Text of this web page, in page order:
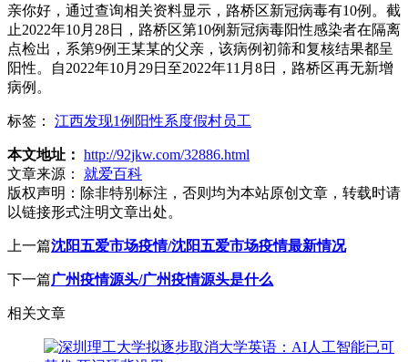
亲你好，通过查询相关资料显示，路桥区新冠病毒有10例。截
止2022年10月28日，路桥区第10例新冠病毒阳性感染者在隔离
点检出，系第9例王某某的父亲，该病例初筛和复核结果都呈
阳性。自2022年10月29日至2022年11月8日，路桥区再无新增
病例。
标签： 江西发现1例阳性系度假村员工
本文地址： http://92jkw.com/32886.html
文章来源：
就爱百科
版权声明： 除非特别标注，否则均为本站原创文章，转载时请
以链接形式注明文章出处。
上一篇沈阳五爱市场疫情/沈阳五爱市场疫情最新情况
下一篇广州疫情源头/广州疫情源头是什么
相关文章